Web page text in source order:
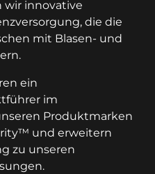
wir innovative
die die
mit Blasen- und
ein
im
Produktmarken
und erweitern
zu unseren